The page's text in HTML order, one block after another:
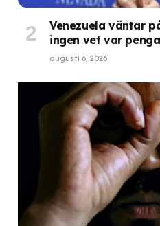
Venezuela väntar
ingen vet var
augusti 6, 2026